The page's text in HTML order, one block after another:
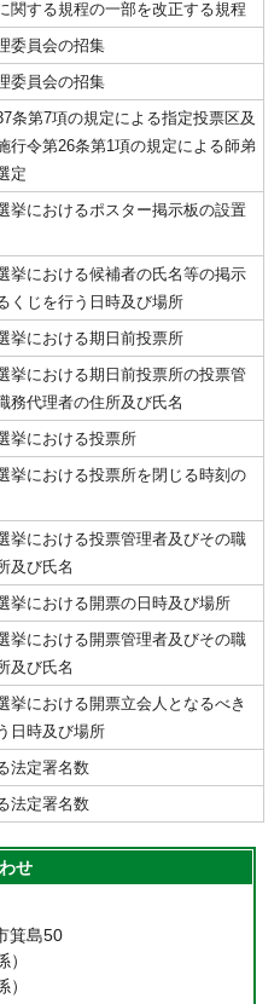
関する規程の一部を改正する規程
委員会の招集
委員会の招集
条第7項の規定による指定投票区及
行令第26条第1項の規定による師弟
定
挙におけるポスター掲示板の設置
挙における候補者の氏名等の掲示
くじを行う日時及び場所
挙における期日前投票所
挙における期日前投票所の投票管
務代理者の住所及び氏名
挙における投票所
挙における投票所を閉じる時刻の
挙における投票管理者及びその職
及び氏名
挙における開票の日時及び場所
挙における開票管理者及びその職
及び氏名
挙における開票立会人となるべき
日時及び場所
法定署名数
法定署名数
せ
箕島50